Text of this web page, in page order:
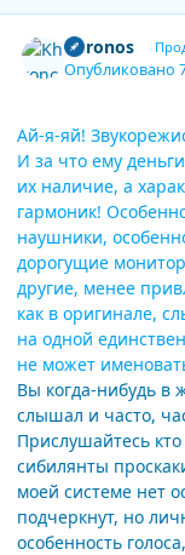
Khronos
Опубликовано
Ай-я-яй!
И за что ему
их наличие, а
гармоник!
наушники,
дорогущие
другие, менее
как в оригинале,
на одной
не может
Вы когда-нибудь в
слышал и часто,
Прислушайтесь
сибилянты
моей системе нет
подчеркнут, но
особенность